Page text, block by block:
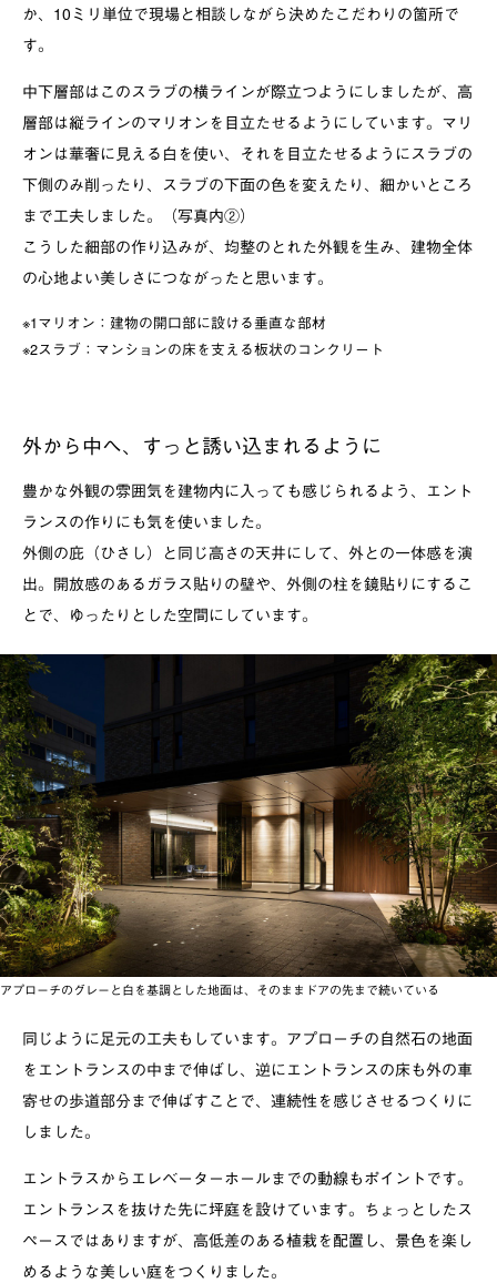
か、10ミリ単位で現場と相談しながら決めたこだわりの箇所で
す。
中下層部はこのスラブの横ラインが際立つようにしましたが、高
層部は縦ラインのマリオンを目立たせるようにしています。マリ
オンは華奢に見える白を使い、それを目立たせるようにスラブの
下側のみ削ったり、スラブの下面の色を変えたり、細かいところ
まで工夫しました。（写真内②）
こうした細部の作り込みが、均整のとれた外観を生み、建物全体
の心地よい美しさにつながったと思います。
※1マリオン：建物の開口部に設ける垂直な部材
※2スラブ：マンションの床を支える板状のコンクリート
外から中へ、すっと誘い込まれるように
豊かな外観の雰囲気を建物内に入っても感じられるよう、エント
ランスの作りにも気を使いました。
外側の庇（ひさし）と同じ高さの天井にして、外との一体感を演
出。開放感のあるガラス貼りの壁や、外側の柱を鏡貼りにするこ
とで、ゆったりとした空間にしています。
アプローチのグレーと白を基調とした地面は、そのままドアの先まで続いている
同じように足元の工夫もしています。アプローチの自然石の地面
をエントランスの中まで伸ばし、逆にエントランスの床も外の車
寄せの歩道部分まで伸ばすことで、連続性を感じさせるつくりに
しました。
エントラスからエレベーターホールまでの動線もポイントです。
エントランスを抜けた先に坪庭を設けています。ちょっとしたス
ペースではありますが、高低差のある植栽を配置し、景色を楽し
めるような美しい庭をつくりました。